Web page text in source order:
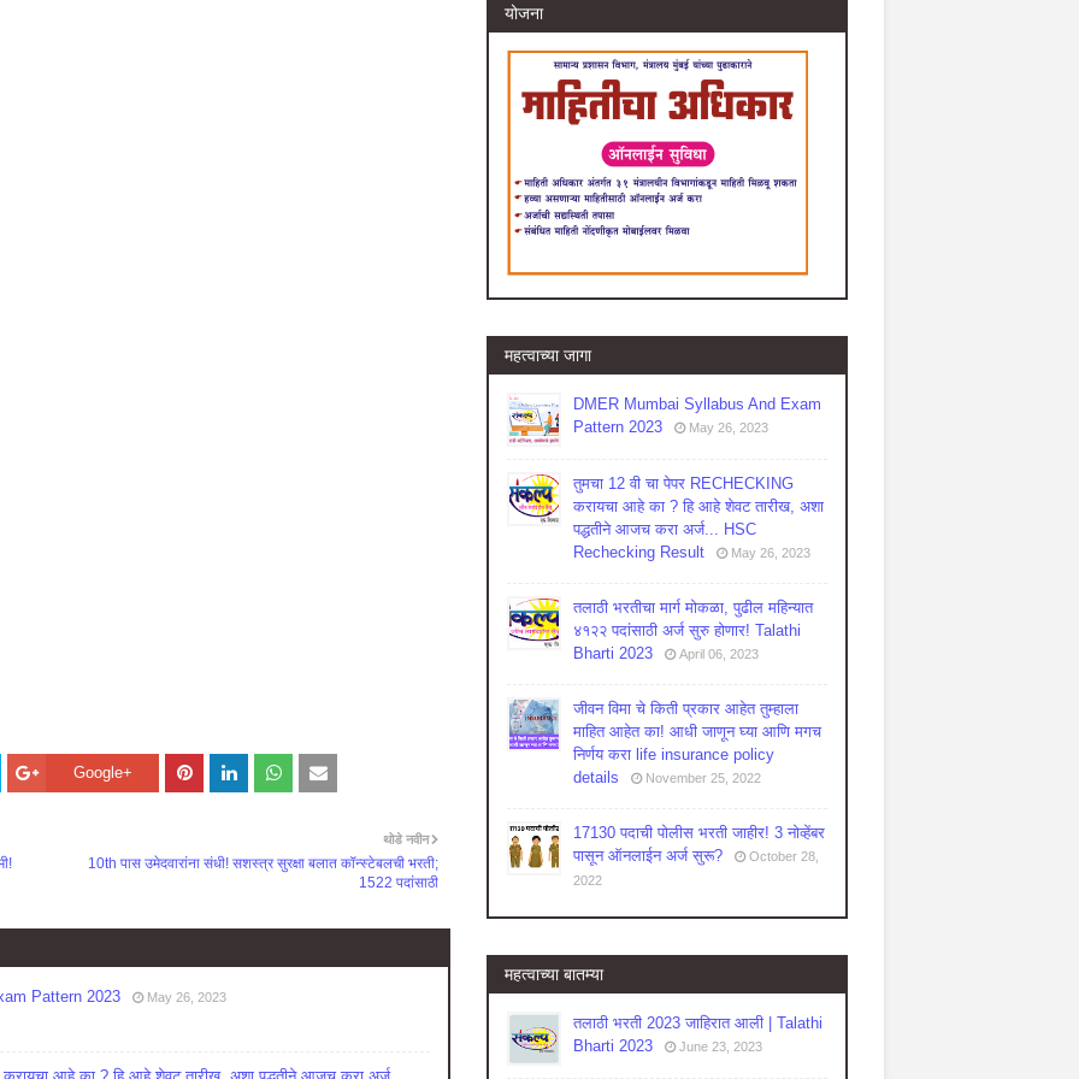
Google+
थोडे नवीन
10th पास उमेदवारांना संधी! सशस्त्र सुरक्षा बलात कॉन्स्टेबलची भरती;
1522 पदांसाठी
Pattern 2023 May 26, 2023
योजना
महत्वाच्या जागा
DMER Mumbai Syllabus And Exam
Pattern 2023
May 26, 2023
तुमचा 12 वी चा पेपर RECHECKING
करायचा आहे का ? हि आहे शेवट तारीख, अशा
पद्धतीने आजच करा अर्ज... HSC
Rechecking Result
May 26, 2023
तलाठी भरतीचा मार्ग मोकळा, पुढील महिन्यात
४१२२ पदांसाठी अर्ज सुरु होणार! Talathi
Bharti 2023
April 06, 2023
जीवन विमा चे किती प्रकार आहेत तुम्हाला
माहित आहेत का! आधी जाणून घ्या आणि मगच
निर्णय करा life insurance policy
details
November 25, 2022
17130 पदाची पोलीस भरती जाहीर! 3 नोव्हेंबर
पासून ऑनलाईन अर्ज सुरू?
October 28,
2022
महत्वाच्या बातम्या
तलाठी भरती 2023 जाहिरात आली | Talathi
Bharti 2023
June 23, 2023